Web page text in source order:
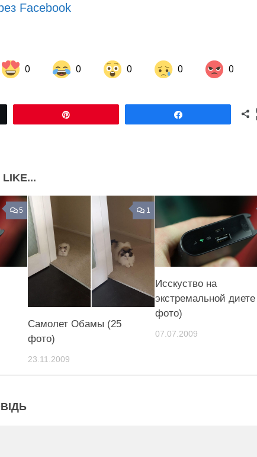
Facebook
0 0 0 0 0
Share on LinkedIn Share on Twitter
LIKE...
5 1
Самолет Обамы (25
фото)
23.11.2009
Исскуство на
экстремальной
фото)
07.07.2009